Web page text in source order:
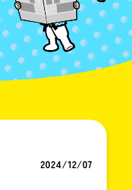
お
平日
〜
2024/12/07